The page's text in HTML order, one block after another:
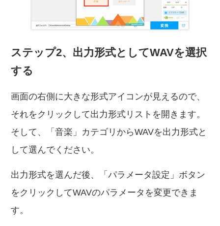
ステップ2、出力形式としてWAVを選択
する
画面の右側に大きな形式アイコンが見えるので、
それをクリックして出力形式リストを開きます。
そして、「音楽」カテゴリからWAVを出力形式と
して選んでください。
出力形式を選んだ後、「パラメータ設定」ボタン
をクリックしてWAVのパラメータを変更できま
す。